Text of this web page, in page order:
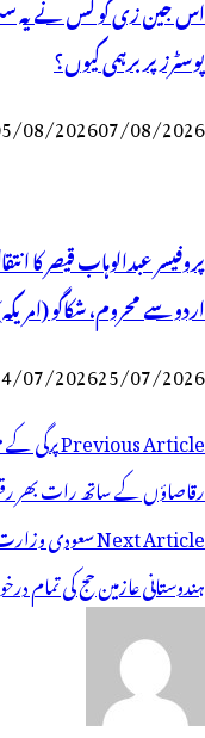
اس جین زی کو کس نے یہ سب
پوسٹرز پر برہمی کیوں؟
08/202607/08/2026
پروفیسر عبدالوہاب قیصر کا
اردو سے محروم، شکاگو
07/202625/07/2026
پوسٹوں
کی
نیویگیشن
Previous Articleپرگی
رقاصاؤں کے ساتھ رات بھر
Next Articleسعودی
ہندوستانی عازمین حج کی تمام